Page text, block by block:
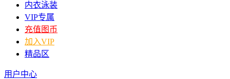
内衣泳装
VIP专属
充值图币
加入VIP
精品区
用户中心